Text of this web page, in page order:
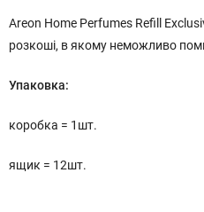
Areon Home Perfumes Refill
розкоші, в якому неможливо
Упаковка:
коробка = 1шт.
ящик = 12шт.